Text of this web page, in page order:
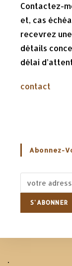
Contactez-
et, cas
recevrez
détails
délai
contact
Abonnez-
.